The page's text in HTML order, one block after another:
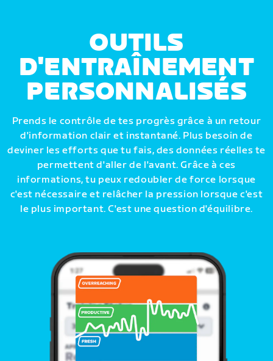
OUTILS
D'ENTRAÎNEMENT
PERSONNALISÉS
Prends le contrôle de tes progrès grâce à un retour
d'information clair et instantané. Plus besoin de
deviner les efforts que tu fais, des données réelles te
permettent d'aller de l'avant. Grâce à ces
informations, tu peux redoubler de force lorsque
c'est nécessaire et relâcher la pression lorsque c'est
le plus important. C'est une question d'équilibre.